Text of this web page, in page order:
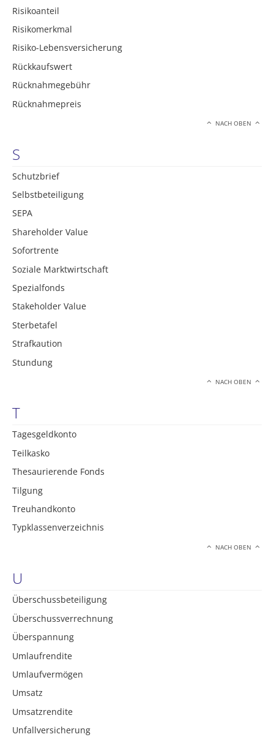
Risikoanteil
Risikomerkmal
Risiko-Lebensversicherung
Rückkaufswert
Rücknahmegebühr
Rücknahmepreis
NACH OBEN
S
Schutzbrief
Selbstbeteiligung
SEPA
Shareholder Value
Sofortrente
Soziale Marktwirtschaft
Spezialfonds
Stakeholder Value
Sterbetafel
Strafkaution
Stundung
NACH OBEN
T
Tagesgeldkonto
Teilkasko
Thesaurierende Fonds
Tilgung
Treuhandkonto
Typklassenverzeichnis
NACH OBEN
U
Überschussbeteiligung
Überschussverrechnung
Überspannung
Umlaufrendite
Umlaufvermögen
Umsatz
Umsatzrendite
Unfallversicherung